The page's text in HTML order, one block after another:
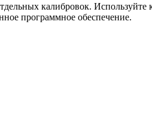
калибровок. Используйте
программное обеспечение.